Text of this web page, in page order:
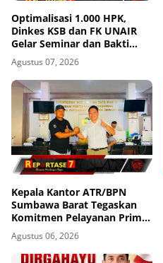
Optimalisasi 1.000 HPK,
Dinkes KSB dan FK UNAIR
Gelar Seminar dan Bakti
Sosial
Agustus 07, 2026
Kepala Kantor ATR/BPN
Sumbawa Barat Tegaskan
Komitmen Pelayanan Prima
dan Buka Pintu Pengaduan
Masyarakat
Agustus 06, 2026